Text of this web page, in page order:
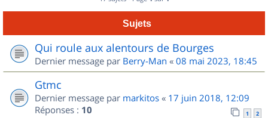
Sujets
Qui roule aux alentours de Bourges
Dernier message par Berry-Man « 08 mai 2023, 18:45
Gtmc
Dernier message par markitos « 17 juin 2018, 12:09
Réponses : 10 1 2